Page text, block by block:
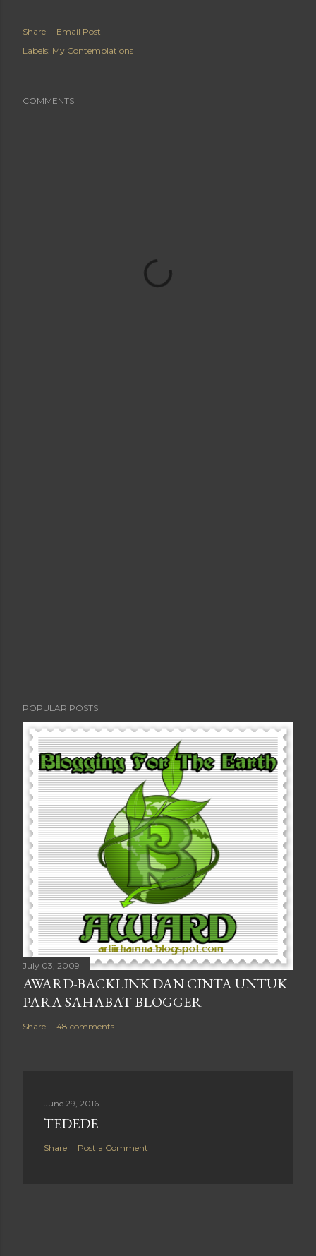
Share
Email Post
Labels: My Contemplations
COMMENTS
POPULAR POSTS
July 03, 2009
AWARD-BACKLINK DAN CINTA UNTUK
PARA SAHABAT BLOGGER
Share 48 comments
June 29, 2016
TEDEDE
Share Post a Comment